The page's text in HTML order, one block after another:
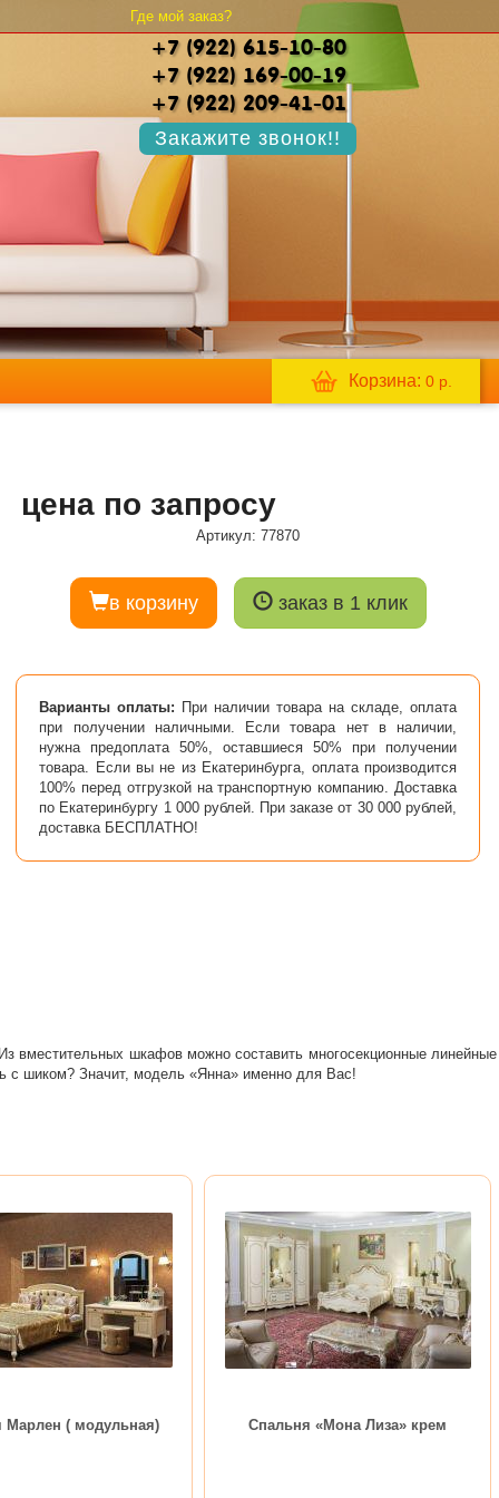
Где мой заказ?
+7 (922) 615-10-80
+7 (922) 169-00-19
+7 (922) 209-41-01
Закажите звонок!!
Корзина: 0 р.
цена по запросу
Артикул: 77870
в корзину заказ в 1 клик
Варианты оплаты: При наличии товара на складе, оплата
при получении наличными. Если товара нет в наличии,
нужна предоплата 50%, оставшиеся 50% при получении
товара. Если вы не из Екатеринбурга, оплата производится
100% перед отгрузкой на транспортную компанию. Доставка
по Екатеринбургу 1 000 рублей. При заказе от 30 000 рублей,
доставка БЕСПЛАТНО!
вместительных шкафов можно составить многосекционные линейные
с шиком? Значит, модель «Янна» именно для Вас!
Марлен ( модульная) Спальня «Мона Лиза» крем